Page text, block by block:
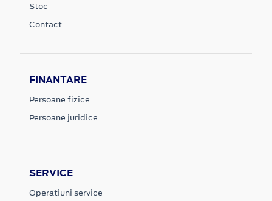
Stoc
Contact
FINANTARE
Persoane fizice
Persoane juridice
SERVICE
Operatiuni service